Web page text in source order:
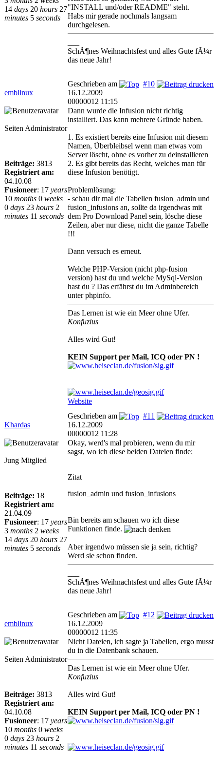
14 days 20 hours 27
minutes 5 seconds
"INSTALL und/oder README" steht.
Habs mir gerade nochmals langsam
durchgelesen.
SchÃ¶nes Weihnachtsfest und alles Gute fÃ¼r
das neue Jahr!
emblinux
#10
Geschrieben am
16.12.2009
00000012 11:15
Seiten Administrator
Beiträge: 3813
Registriert am:
04.10.08
Fusioneer: 17 years
10 months 0 weeks
0 days 23 hours 2
minutes 11 seconds
Dann wurde die Infusion nicht richtig
installiert. Das kann mehrere Gründe haben.
1. Es existiert bereits eine Infusion mit diesem
Namen, Überbleibsel wenn man etwas vom
Server löscht, ohne es vorher zu deinstallieren
2. Es gibt bereits das Recht, welches man für
diese Infusion benötigt.
Problemlösung:
- schau dir mal die Tabellen fusion_admin und
fusion_infusions an, sollte da irgendwas mit
dem Pro Download Panel sein, lösche diese
Zeilen, aber nur diese, nicht die ganze Tabelle
!!!
Dann versuch es erneut.
Welche PHP-Version (nicht php-fusion
version) hast du und welche MySql-Version
hast du ? Das erfährst du im Adminbereich
unter phpinfo.
Das Lernen ist wie ein Meer ohne Ufer.
Konfuzius
Alles wird Gut!
KEIN Support per Mail, ICQ oder PN !
Website
Khardas
#11
Geschrieben am
16.12.2009
00000012 11:28
Jung Mitglied
Beiträge: 18
Registriert am:
21.04.09
Fusioneer: 17 years
3 months 2 weeks
14 days 20 hours 27
minutes 5 seconds
Okay, werd's mal probieren, wenn du mir
sagst, wo ich diese beiden Dateien finde:
Zitat
fusion_admin und fusion_infusions
Bin bereits am schauen wo ich diese
Funktionen finde.
Aber irgendwo müssen sie ja sein, richtig?
Werd sie schon finden.
SchÃ¶nes Weihnachtsfest und alles Gute fÃ¼r
das neue Jahr!
emblinux
#12
Geschrieben am
16.12.2009
00000012 11:35
Seiten Administrator
Beiträge: 3813
Registriert am:
04.10.08
Fusioneer: 17 years
10 months 0 weeks
0 days 23 hours 2
minutes 11 seconds
Nicht Dateien, ich sagte ja Tabellen, ergo musst
du in die Datenbank schauen.
Das Lernen ist wie ein Meer ohne Ufer.
Konfuzius
Alles wird Gut!
KEIN Support per Mail, ICQ oder PN !